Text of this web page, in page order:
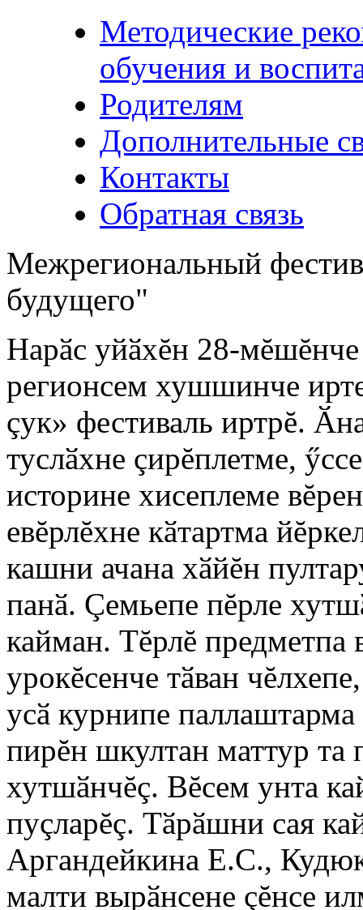
Методические
обучения и
Родителям
Дополнительные
Контакты
Обратная связь
Межрегиональный
будущего"
Нарӑс уйӑхĕн 28-
регионсем хушшинче
çук» фестиваль иртрĕ.
туслӑхне çирĕплетме,
историне хисеплеме
евĕрлĕхне кӑтартма
кашни ачана хӑйĕн
панӑ. Çемьепе пĕрле
кайман. Тĕрлĕ предметпа
урокĕсенче тӑван
усӑ курнипе
пирĕн шкултан маттур та
хутшӑнчĕç. Вĕсем унта
пуçларĕç. Тӑрӑшни сая
Аргандейкина Е.С.,
малти вырӑнсене çĕнсе